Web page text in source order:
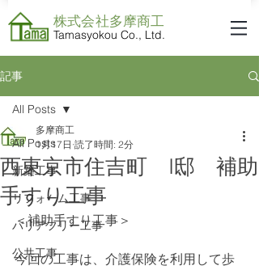
株式会社​多摩商工
Tamasyokou Co., Ltd.
記事
All Posts
新築工事
リフォーム工事
バリアフリー工事
公共工事
All Posts
西東京市住吉町 I邸 補助
手すり工事
多摩商工
1月17日 読了時間: 2分
＜補助手すり工事＞
今回の工事は、介護保険を利用して歩